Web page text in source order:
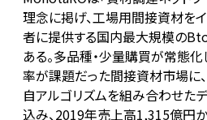
理念に掲げ、工場用間接資材を
者に提供する国内最大規模の
ある。多品種・少量購買が常態
率が課題だった間接資材市場に
自アルゴリズムを組み合わせた
込み、2019年売上高1,315億円